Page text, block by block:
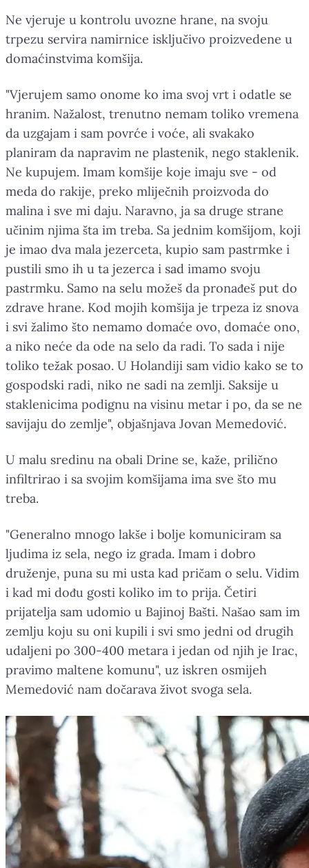
Ne vjeruje u kontrolu uvozne hrane, na svoju
trpezu servira namirnice isključivo proizvedene u
domaćinstvima komšija.
"Vjerujem samo onome ko ima svoj vrt i odatle se
hranim. Nažalost, trenutno nemam toliko vremena
da uzgajam i sam povrće i voće, ali svakako
planiram da napravim ne plastenik, nego staklenik.
Ne kupujem. Imam komšije koje imaju sve - od
meda do rakije, preko mliječnih proizvoda do
malina i sve mi daju. Naravno, ja sa druge strane
učinim njima šta im treba. Sa jednim komšijom, koji
je imao dva mala jezerceta, kupio sam pastrmke i
pustili smo ih u ta jezerca i sad imamo svoju
pastrmku. Samo na selu možeš da pronađeš put do
zdrave hrane. Kod mojih komšija je trpeza iz snova
i svi žalimo što nemamo domaće ovo, domaće ono,
a niko neće da ode na selo da radi. To sada i nije
toliko težak posao. U Holandiji sam vidio kako se to
gospodski radi, niko ne sadi na zemlji. Saksije u
staklenicima podignu na visinu metar i po, da se ne
savijaju do zemlje", objašnjava Jovan Memedović.
U malu sredinu na obali Drine se, kaže, prilično
infiltrirao i sa svojim komšijama ima sve što mu
treba.
"Generalno mnogo lakše i bolje komuniciram sa
ljudima iz sela, nego iz grada. Imam i dobro
druženje, puna su mi usta kad pričam o selu. Vidim
i kad mi dođu gosti koliko im to prija. Četiri
prijatelja sam udomio u Bajinoj Bašti. Našao sam im
zemlju koju su oni kupili i svi smo jedni od drugih
udaljeni po 300-400 metara i jedan od njih je Irac,
pravimo maltene komunu", uz iskren osmijeh
Memedović nam dočarava život svoga sela.